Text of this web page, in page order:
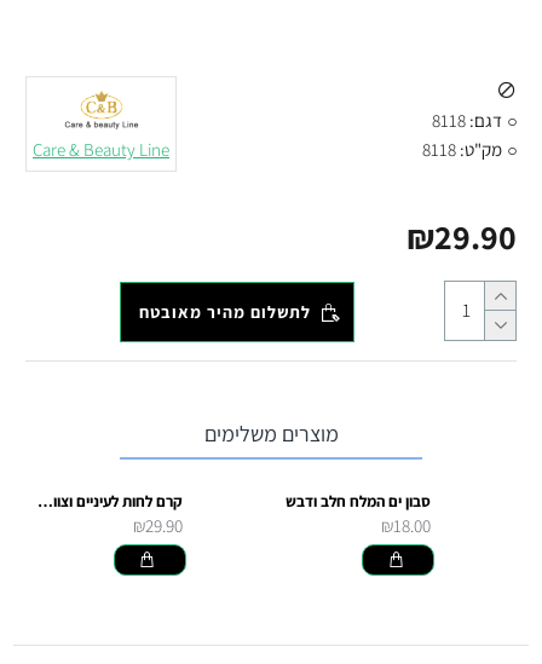
₪29.90
דגם: 8118
מק"ט: 8118
Care & Beauty Line
לתשלום מהיר מאובטח
מוצרים משלימים
סבון ים המלח חלב ודבש
₪18.00
קרם לחות לעיניים וצוואר - ים המלח
₪29.90